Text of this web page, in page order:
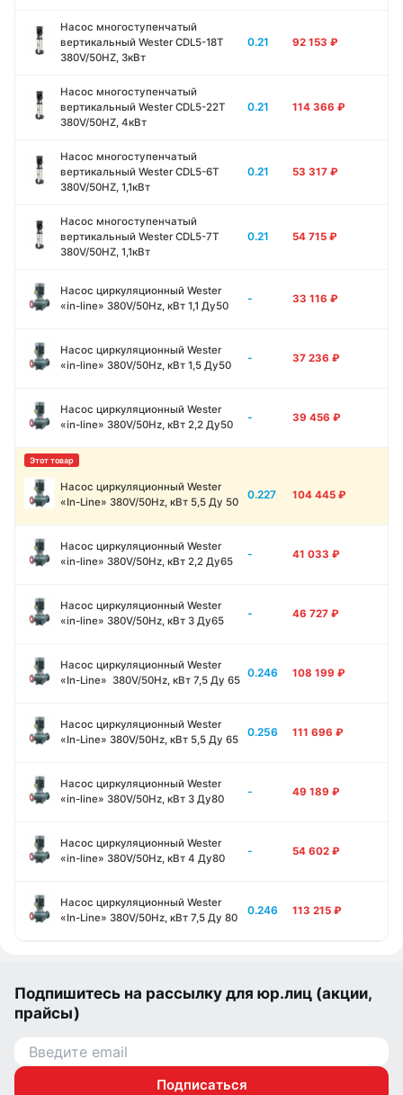
Насос многоступенчатый
вертикальный Wester CDL5-18T
380V/50HZ, 3кВт
0.21 92 153 ₽
Насос многоступенчатый
вертикальный Wester CDL5-22T
380V/50HZ, 4кВт
0.21 114 366 ₽
Насос многоступенчатый
вертикальный Wester CDL5-6T
380V/50HZ, 1,1кВт
0.21 53 317 ₽
Насос многоступенчатый
вертикальный Wester CDL5-7T
380V/50HZ, 1,1кВт
0.21 54 715 ₽
Насос циркуляционный Wester
«in-line» 380V/50Hz, кВт 1,1 Ду50
- 33 116 ₽
Насос циркуляционный Wester
«in-line» 380V/50Hz, кВт 1,5 Ду50
- 37 236 ₽
Насос циркуляционный Wester
«in-line» 380V/50Hz, кВт 2,2 Ду50
- 39 456 ₽
Насос циркуляционный Wester
«In-Line» 380V/50Hz, кВт 5,5 Ду 50
0.227 104 445 ₽
Насос циркуляционный Wester
«in-line» 380V/50Hz, кВт 2,2 Ду65
- 41 033 ₽
Насос циркуляционный Wester
«in-line» 380V/50Hz, кВт 3 Ду65
- 46 727 ₽
Насос циркуляционный Wester
«In-Line» 380V/50Hz, кВт 7,5 Ду 65
0.246 108 199 ₽
Насос циркуляционный Wester
«In-Line» 380V/50Hz, кВт 5,5 Ду 65
0.256 111 696 ₽
Насос циркуляционный Wester
«in-line» 380V/50Hz, кВт 3 Ду80
- 49 189 ₽
Насос циркуляционный Wester
«in-line» 380V/50Hz, кВт 4 Ду80
- 54 602 ₽
Насос циркуляционный Wester
«In-Line» 380V/50Hz, кВт 7,5 Ду 80
0.246 113 215 ₽
Подпишитесь на рассылку для юр.лиц (акции,
прайсы)
Подписаться